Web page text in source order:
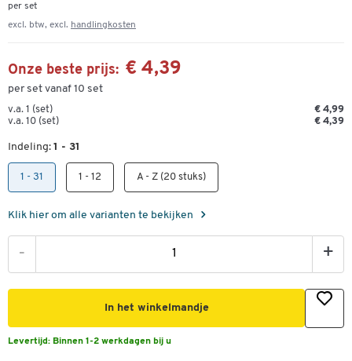
per set
excl. btw, excl. handlingkosten
Onze beste prijs: € 4,39
per set vanaf 10 set
v.a. 1 (set)
€ 4,99
v.a. 10 (set)
€ 4,39
Indeling: 1 - 31
1 - 31 1 - 12 A - Z (20 stuks)
Klik hier om alle varianten te bekijken
- +
In het winkelmandje
Levertijd: Binnen 1-2 werkdagen bij u